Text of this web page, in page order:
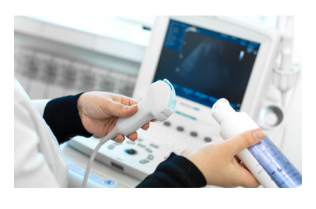
Suprapúbica
Ecografia Ginecológica/Pélvica com
Sonda Endovaginal
Ecografia Mamária
Ecografia Partes Moles